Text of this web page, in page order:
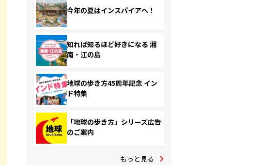
今年の夏はインスパイアへ！
知れば知るほど好きになる 湘
南・江の島
地球の歩き方45周年記念 イン
ド特集
「地球の歩き方」シリーズ広告
のご案内
もっと見る